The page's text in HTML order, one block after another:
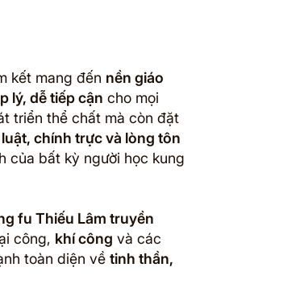
kết mang đến nền giáo
lý, dễ tiếp cận cho mọi
triển thể chất mà còn đặt
chính trực và lòng tôn
của bất kỳ người học kung
fu Thiếu Lâm truyền
công, khí công và các
toàn diện về tinh thần,